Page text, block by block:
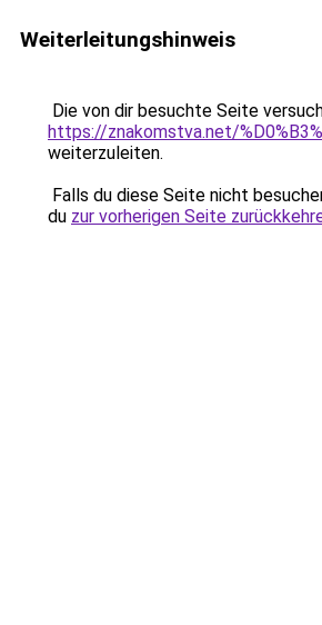
Weiterleitungshinweis
Die von dir besuchte Seite
https://znakomstva.net/
weiterzuleiten.
Falls du diese Seite nicht
du zur vorherigen Seite